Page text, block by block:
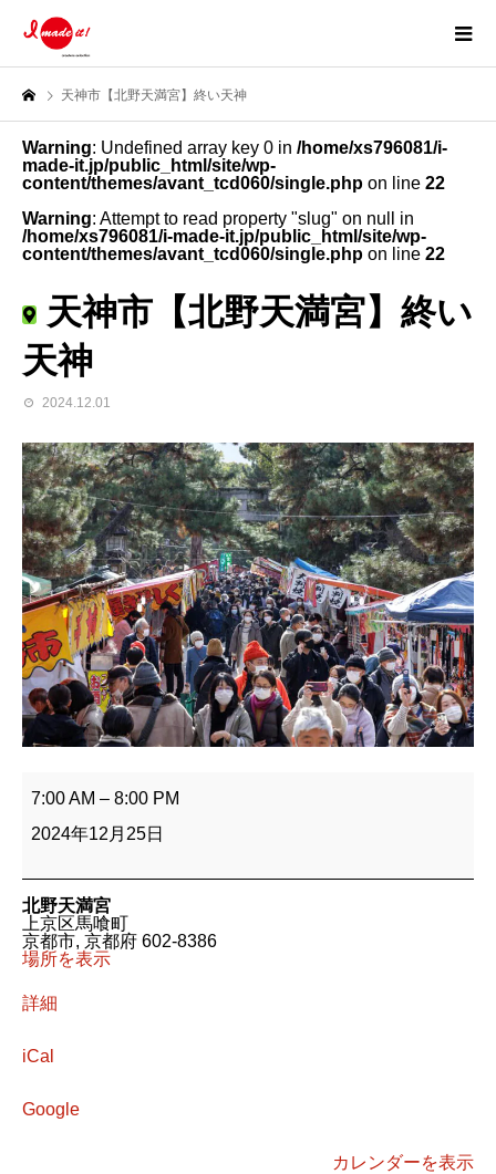
天神市【北野天満宮】終い天神
Warning: Undefined array key 0 in /home/xs796081/i-
made-it.jp/public_html/site/wp-
content/themes/avant_tcd060/single.php on line 22
Warning: Attempt to read property "slug" on null in
/home/xs796081/i-made-it.jp/public_html/site/wp-
content/themes/avant_tcd060/single.php on line 22
天神市【北野天満宮】終い
天神
2024.12.01
神
【北
満
宮】
終
い
天
神
7:00 AM – 8:00 PM
2024年12月25日
北野天満宮
上京区馬喰町
京都市, 京都府 602-8386
場所を表示
詳細
iCal
Google
カレンダーを表示